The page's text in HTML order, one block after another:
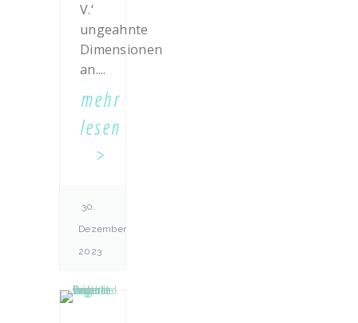
V.‘
ungeahnte
Dimensionen
an....
mehr
lesen
30.
Dezember
2023